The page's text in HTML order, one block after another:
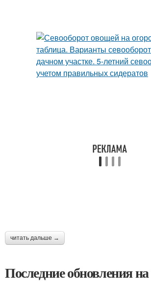
читать дальше →
Последние обновления на